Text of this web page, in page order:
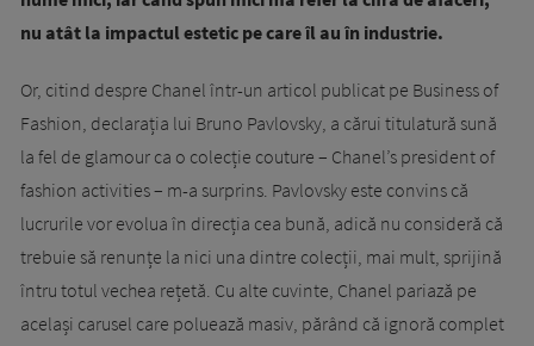
nu atât la impactul estetic pe care îl au în industrie.
Or, citind despre Chanel într-un articol publicat pe Business of
Fashion, declarația lui Bruno Pavlovsky, a cărui titulatură sună
la fel de glamour ca o colecție couture – Chanel’s president of
fashion activities – m-a surprins. Pavlovsky este convins că
lucrurile vor evolua în direcția cea bună, adică nu consideră că
trebuie să renunțe la nici una dintre colecții, mai mult, sprijină
întru totul vechea rețetă. Cu alte cuvinte, Chanel pariază pe
același carusel care poluează masiv, părând că ignoră complet